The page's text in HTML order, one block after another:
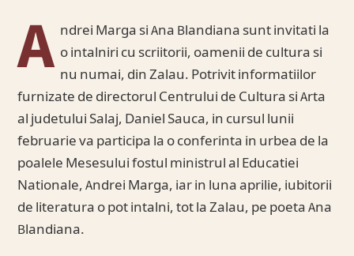
A ndrei Marga si Ana Blandiana sunt invitati la
o intalniri cu scriitorii, oamenii de cultura si
nu numai, din Zalau. Potrivit informatiilor
furnizate de directorul Centrului de Cultura si Arta
al judetului Salaj, Daniel Sauca, in cursul lunii
februarie va participa la o conferinta in urbea de la
poalele Mesesului fostul ministrul al Educatiei
Nationale, Andrei Marga, iar in luna aprilie, iubitorii
de literatura o pot intalni, tot la Zalau, pe poeta Ana
Blandiana.